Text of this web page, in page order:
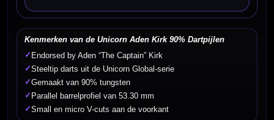
Kenmerken van de Unicorn Aden Kirk 90% Dartpijlen
✓ Endorsed by Aden “The Captain” Kirk
✓Steeltip darts uit de Unicorn Global-serie
✓Gemaakt van 90% tungsten
✓ Parallel barrelprofiel van 53.30 mm
✓Small en micro V-cuts aan de voorkant